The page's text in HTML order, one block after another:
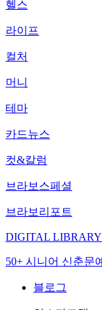
헬스
라이프
컬처
머니
테마
카드뉴스
컷&칼럼
브라보스페셜
브라보리포트
DIGITAL LIBRARY
50+ 시니어 신춘문예
블로그